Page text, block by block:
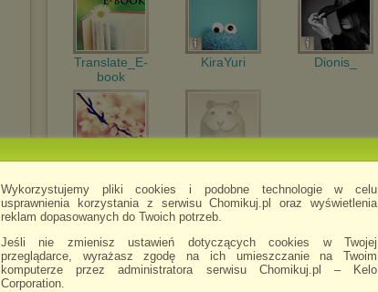
Wykorzystujemy pliki cookies i podobne technologie w celu
usprawnienia korzystania z serwisu Chomikuj.pl oraz wyświetlenia
reklam dopasowanych do Twoich potrzeb.
Jeśli nie zmienisz ustawień dotyczących cookies w Twojej
przeglądarce, wyrażasz zgodę na ich umieszczanie na Twoim
komputerze przez administratora serwisu Chomikuj.pl – Kelo
Corporation.
Translate_E-
book
KiraYuri Dionis_